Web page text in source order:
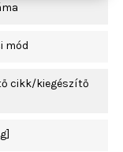
mód
cikk/kiegészítő